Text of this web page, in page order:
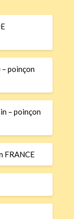
– poinçon
– poinçon
FRANCE